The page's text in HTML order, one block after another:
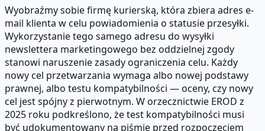
Wyobraźmy sobie firmę kurierską, która zbiera adres e-
mail klienta w celu powiadomienia o statusie przesyłki.
Wykorzystanie tego samego adresu do wysyłki
newslettera marketingowego bez oddzielnej zgody
stanowi naruszenie zasady ograniczenia celu. Każdy
nowy cel przetwarzania wymaga albo nowej podstawy
prawnej, albo testu kompatybilności — oceny, czy nowy
cel jest spójny z pierwotnym. W orzecznictwie EROD z
2025 roku podkreślono, że test kompatybilności musi
być udokumentowany na piśmie przed rozpoczęciem